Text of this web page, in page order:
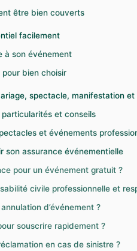
être bien couverts
facilement
à son événement
bien choisir
spectacle, manifestation et
et conseils
et événements
son assurance événementielle
pour un événement gratuit ?
civile professionnelle et
d’événement ?
souscrire rapidement ?
en cas de sinistre ?